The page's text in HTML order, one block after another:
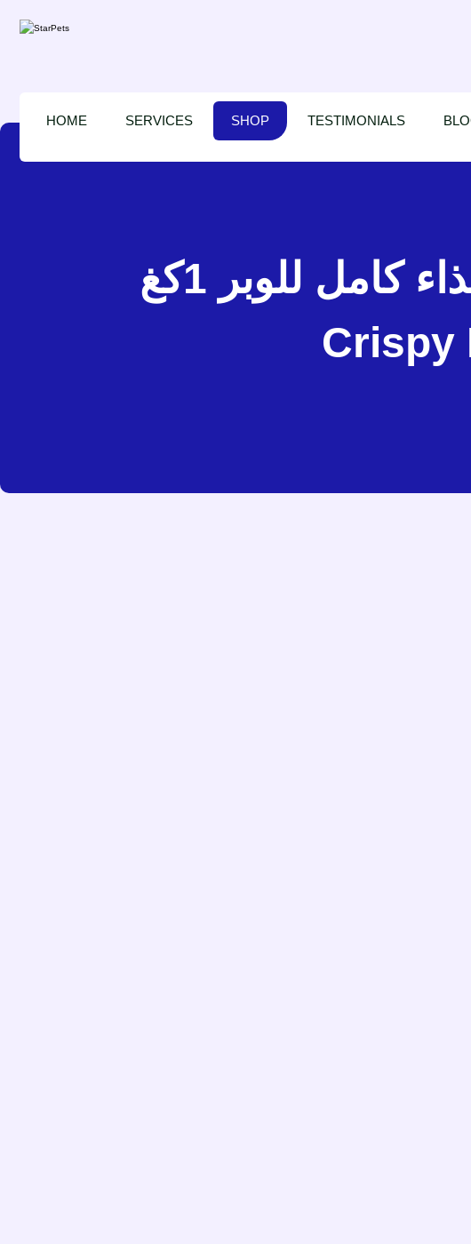
HOME SERVICES SHOP TESTIMONIALS
فيرسل لاقا ميوسلي غذاء كامل للوبر 1كغ – Versele Laga
Crispy